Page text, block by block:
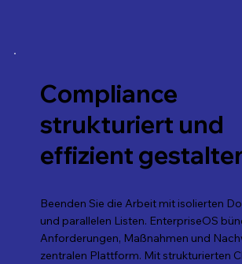
Compliance
strukturiert und
effizient
Beenden Sie die Arbeit mit isolierten
und parallelen Listen. EnterpriseOS
Anforderungen, Maßnahmen und
zentralen Plattform. Mit strukturierten